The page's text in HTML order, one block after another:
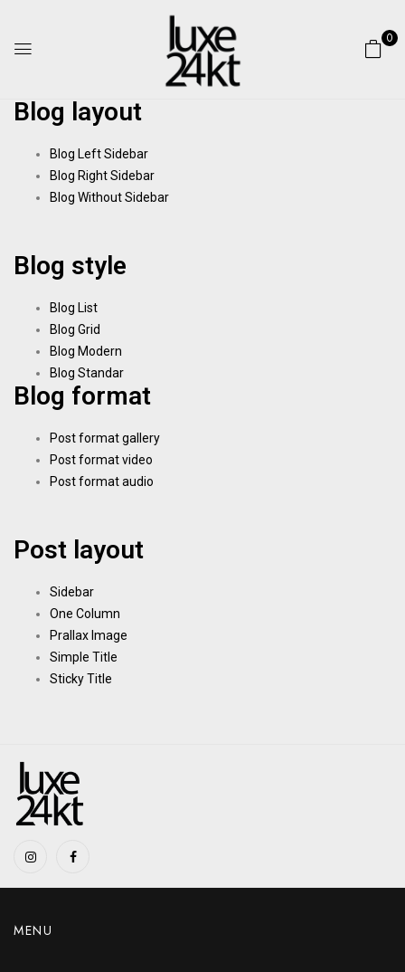
0
Blog layout
Blog Left Sidebar
Blog Right Sidebar
Blog Without Sidebar
Blog style
Blog List
Blog Grid
Blog Modern
Blog Standar
Blog format
Post format gallery
Post format video
Post format audio
Post layout
Sidebar
One Column
Prallax Image
Simple Title
Sticky Title
MENU